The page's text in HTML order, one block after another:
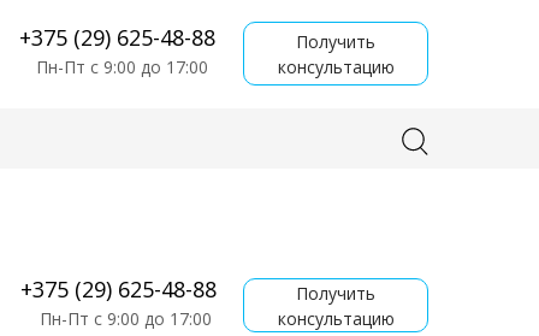
Пн-Пт с 9:00 до 17:00
+375 (29) 625-48-88
Получить
консультацию
Получить
консультацию
Пн-Пт с 9:00 до 17:00
+375 (29) 625-48-88